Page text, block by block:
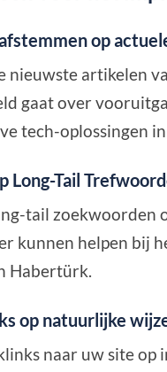
op
nieuwste artikelen
gaat over
tech-oplossingen
Long-Tail
tail zoekwoorden
kunnen helpen bij
Habertürk.
op natuurlijke
naar uw site